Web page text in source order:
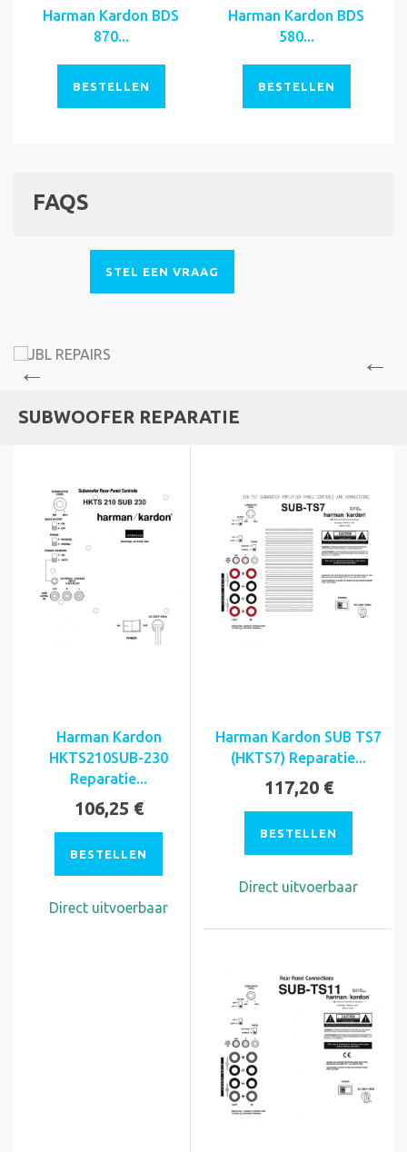
Harman Kardon BDS
870...
BESTELLEN
Harman Kardon BDS
580...
BESTELLEN
FAQS
STEL EEN VRAAG
SUBWOOFER REPARATIE
Harman Kardon
HKTS210SUB-230
Reparatie...
106,25 €
BESTELLEN
Direct uitvoerbaar
Harman Kardon SUB TS7
(HKTS7) Reparatie...
117,20 €
BESTELLEN
Direct uitvoerbaar